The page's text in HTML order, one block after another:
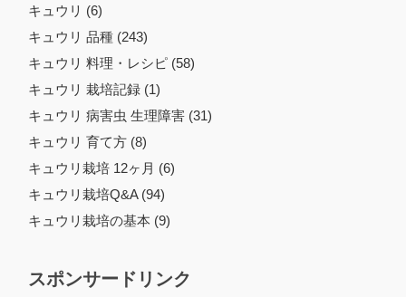
キュウリ (6)
キュウリ 品種 (243)
キュウリ 料理・レシピ (58)
キュウリ 栽培記録 (1)
キュウリ 病害虫 生理障害 (31)
キュウリ 育て方 (8)
キュウリ栽培 12ヶ月 (6)
キュウリ栽培Q&A (94)
キュウリ栽培の基本 (9)
スポンサードリンク